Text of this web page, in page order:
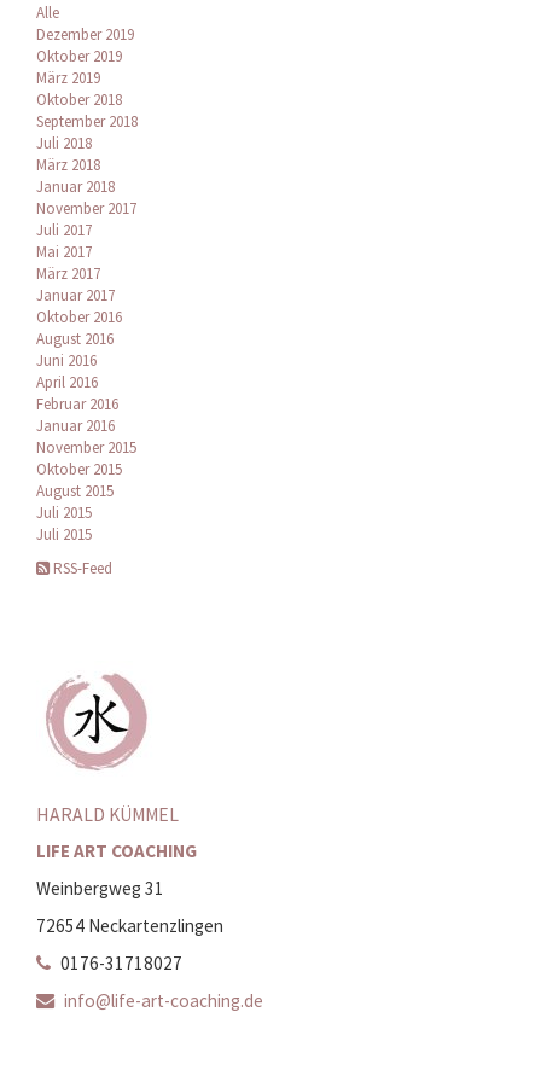
Alle
Dezember 2019
Oktober 2019
März 2019
Oktober 2018
September 2018
Juli 2018
März 2018
Januar 2018
November 2017
Juli 2017
Mai 2017
März 2017
Januar 2017
Oktober 2016
August 2016
Juni 2016
April 2016
Februar 2016
Januar 2016
November 2015
Oktober 2015
August 2015
Juli 2015
Juli 2015
RSS-Feed
HARALD KÜMMEL
LIFE ART COACHING
Weinbergweg 31
72654 Neckartenzlingen
0176-31718027
info@life-art-coaching.de